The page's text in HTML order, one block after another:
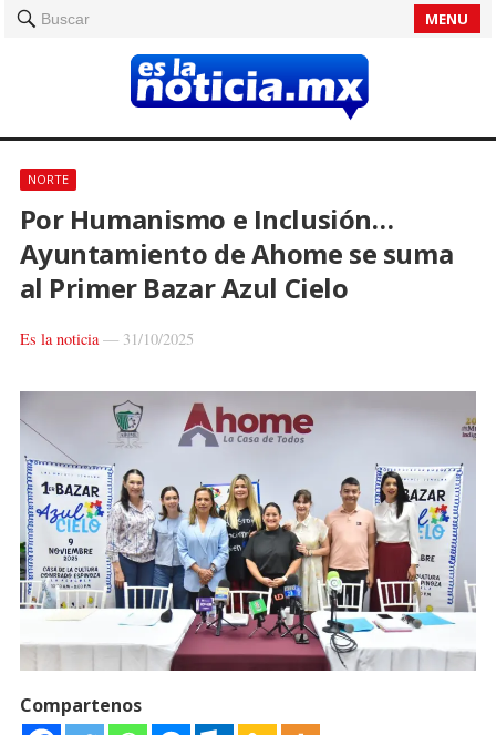
Buscar MENU
NORTE
Por Humanismo e Inclusión…
Ayuntamiento de Ahome se suma
al Primer Bazar Azul Cielo
Es la noticia— 31/10/2025
Compartenos